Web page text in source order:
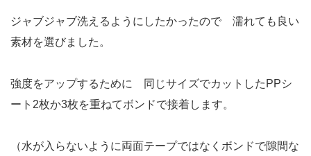
ジャブジャブ洗えるようにしたかったので 濡れても良い
素材を選びました。
強度をアップするために 同じサイズでカットしたPPシ
ート2枚か3枚を重ねてボンドで接着します。
（水が入らないように両面テープではなくボンドで隙間な